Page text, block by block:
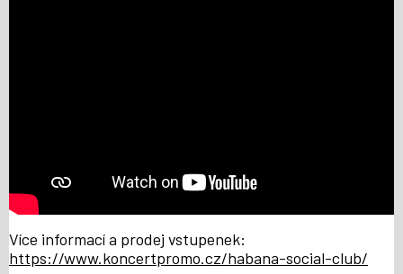
Více informací a prodej vstupenek:
https://www.koncertpromo.cz/habana-social-club/